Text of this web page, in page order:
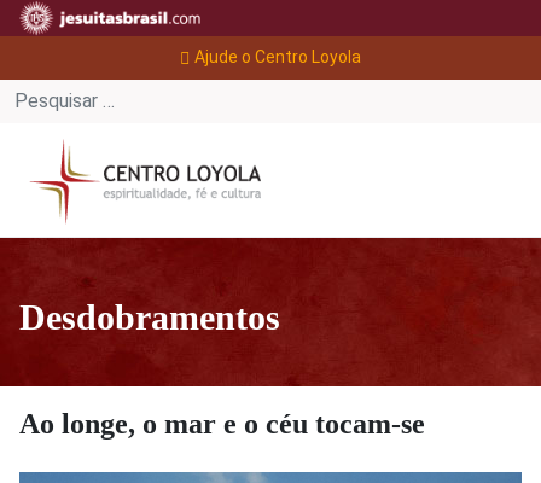
Ajude o Centro Loyola
Desdobramentos
Ao longe, o mar e o céu tocam-se